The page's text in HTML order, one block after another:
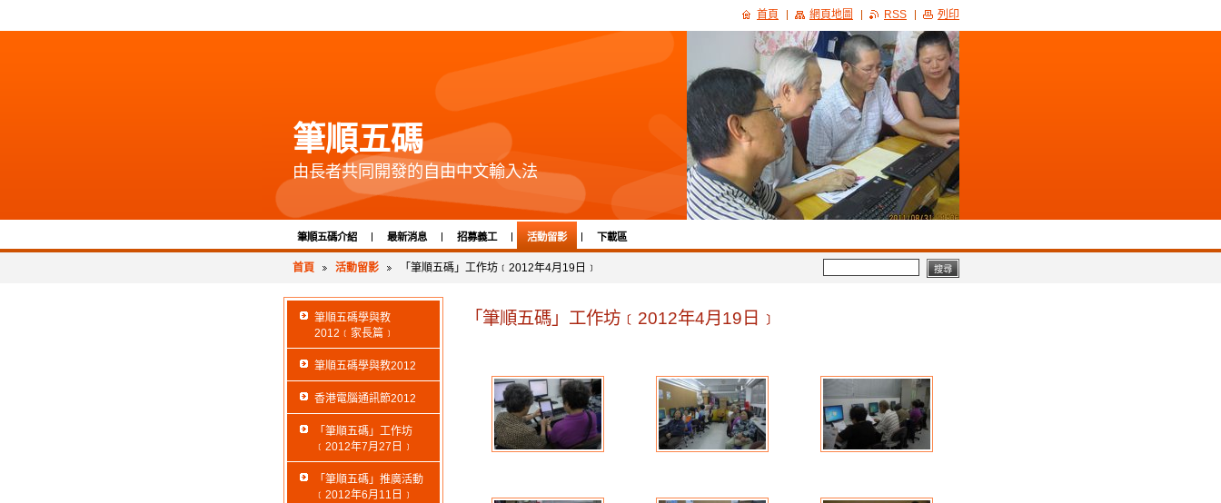
筆順五碼
由長者共同開發的自由中文輸入法
筆順五碼介紹 最新消息 招募義工 活動留影 下載區
首頁 活動留影 「筆順五碼」工作坊﹝2012年4月19日﹞
「筆順五碼」工作坊﹝2012年4月19日﹞
筆順五碼學與教
2012﹝家長篇﹞
筆順五碼學與教2012
香港電腦通訊節2012
「筆順五碼」工作坊
﹝2012年7月27日﹞
「筆順五碼」推廣活動
﹝2012年6月11日﹞
首頁 網頁地圖 RSS 列印